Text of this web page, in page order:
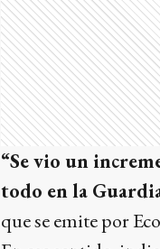
“Se vio un
todo en la
que se emite por